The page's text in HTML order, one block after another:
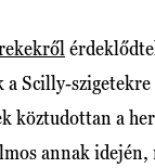
a Scilly-
köztudottan a
annak